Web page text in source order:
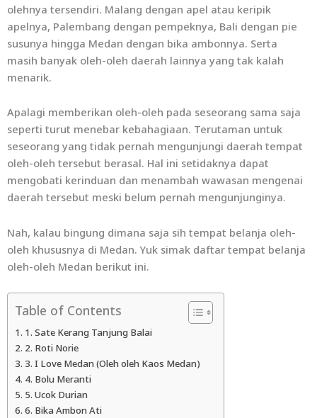
olehnya tersendiri. Malang dengan apel atau keripik
apelnya, Palembang dengan pempeknya, Bali dengan pie
susunya hingga Medan dengan bika ambonnya. Serta
masih banyak oleh-oleh daerah lainnya yang tak kalah
menarik.
Apalagi memberikan oleh-oleh pada seseorang sama saja
seperti turut menebar kebahagiaan. Terutaman untuk
seseorang yang tidak pernah mengunjungi daerah tempat
oleh-oleh tersebut berasal. Hal ini setidaknya dapat
mengobati kerinduan dan menambah wawasan mengenai
daerah tersebut meski belum pernah mengunjunginya.
Nah, kalau bingung dimana saja sih tempat belanja oleh-
oleh khususnya di Medan. Yuk simak daftar tempat belanja
oleh-oleh Medan berikut ini.
Table of Contents
1. Sate Kerang Tanjung Balai
2. Roti Norie
3. I Love Medan (Oleh oleh Kaos Medan)
4. Bolu Meranti
5. Ucok Durian
6. Bika Ambon Ati